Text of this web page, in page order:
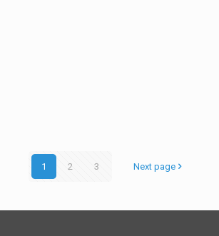
1 2 3 Next page